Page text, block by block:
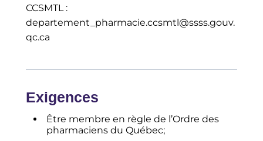
CCSMTL :
departement_pharmacie.ccsmtl@ssss.gouv.
qc.ca
Exigences
Être membre en règle de l’Ordre des
pharmaciens du Québec;